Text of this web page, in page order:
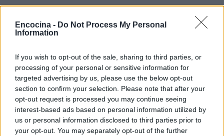
Encocina - Do Not Process My Personal
Information
If you wish to opt-out of the sale, sharing to third parties, or
processing of your personal or sensitive information for
targeted advertising by us, please use the below opt-out
section to confirm your selection. Please note that after your
opt-out request is processed you may continue seeing
interest-based ads based on personal information utilized by
us or personal information disclosed to third parties prior to
your opt-out. You may separately opt-out of the further
AUTOR
María Vázquez
gafas y mirada analítica, rememora haber
cubierto la crecida del Ebro en 2015 desde la
ribera del Actur. Afirma la necesidad de rigor
y contexto en cada pieza; es licenciada en
Historia por la Universidad de Zaragoza y
mantiene una columna semanal sobre vida
urbana y políticas públicas.